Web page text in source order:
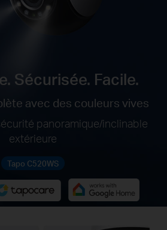
Sécurisée. Facile.
avec des couleurs vives
panoramique/inclinable
extérieure
Tapo C520WS